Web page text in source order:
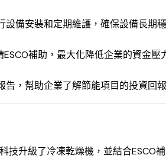
設備安裝和定期維護，確保設備長期
補助，最大化降低企業的資金壓
告，幫助企業了解節能項目的投資回
技升級了冷凍乾燥機，並結合ESCO